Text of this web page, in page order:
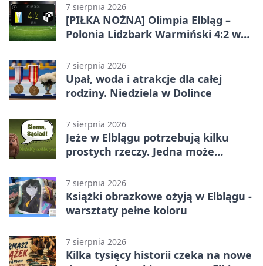
7 sierpnia 2026
[PIŁKA NOŻNA] Olimpia Elbląg –
Polonia Lidzbark Warmiński 4:2 w
7 sierpnia 2026
Upał, woda i atrakcje dla całej
rodziny. Niedziela w Dolince
7 sierpnia 2026
Jeże w Elblągu potrzebują kilku
prostych rzeczy. Jedna może
7 sierpnia 2026
Książki obrazkowe ożyją w Elblągu -
warsztaty pełne koloru
7 sierpnia 2026
Kilka tysięcy historii czeka na nowe